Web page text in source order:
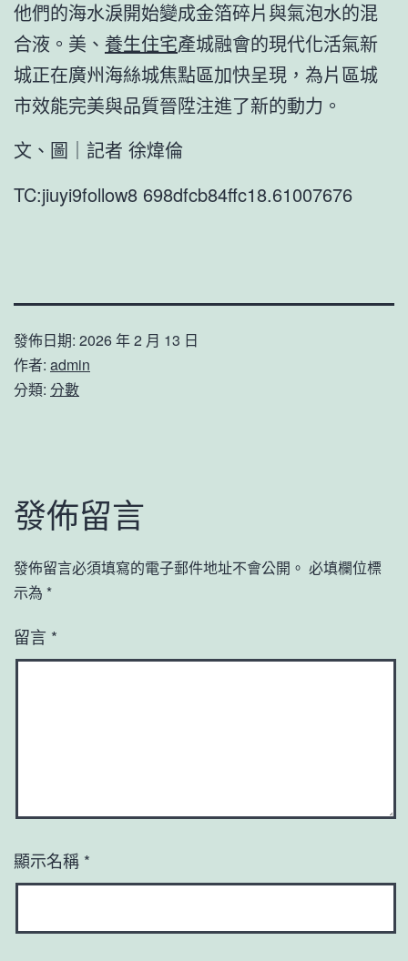
他們的海水淚開始變成金箔碎片與氣泡水的混
合液。美、 養生住宅產城融會的現代化活氣新
城正在廣州海絲城焦點區加快呈現，為片區城
市效能完美與品質晉陞注進了新的動力。
文、圖｜記者 徐煒倫
TC:jiuyi9follow8 698dfcb84ffc18.61007676
發佈日期: 2026 年 2 月 13 日
作者: admin
分類: 分數
發佈留言
發佈留言必須填寫的電子郵件地址不會公開。 必填欄位標
示為 *
留言 *
顯示名稱 *